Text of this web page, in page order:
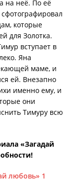
на неё. По её
которые
для Золотка.
вступает в
Яна
маме, и
ей. Внезапно
именно ему, и
они
Тимуру всю
«Загадай
любовь» 1